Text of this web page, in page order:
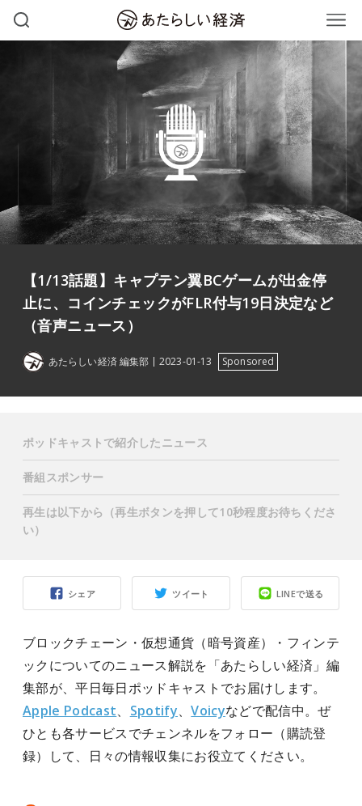
【1/13話題】キャプテン翼BCゲームが出金停
止に、コインチェックがFLR付与19日決定など
（音声ニュース）
あたらしい経済 編集部 2023-01-13 Sponsored
シェア ツイート LINEで送る
ブロックチェーン・仮想通貨（暗号資産）・フィンテ
ックについてのニュース解説を「あたらしい経済」編
集部が、平日毎日ポッドキャストでお届けします。
Apple Podcast、 Spotify、Voicyなどで配信中。ぜ
ひとも各サービスでチェンネルをフォロー（購読登
録）して、日々の情報収集にお役立てください。
ポッドキャストで紹介したニュース
番組スポンサー
再生は以下から（再生ボタンを押して10秒程度お待ちくださ
い）